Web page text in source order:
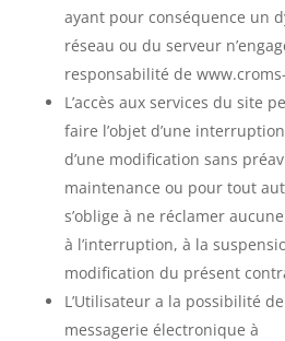
ayant pour conséquence un
réseau ou du serveur
responsabilité de
L’accès aux services du site
faire l’objet d’une
d’une modification sans
maintenance ou pour tout
s’oblige à ne réclamer
à l’interruption, à la
modification du présent
L’Utilisateur a la possibilité
messagerie électronique à